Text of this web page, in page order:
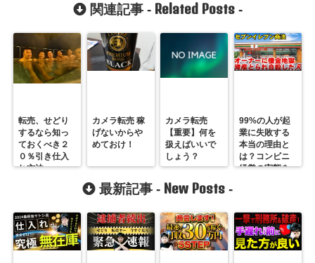
関連記事 - Related Posts-
転売、せどり
するなら知っ
ておくべき２
０％引き仕入
れ方法
カメラ転売 稼
げないからや
めておけ！
カメラ転売
【重要】何を
扱えばいいで
しょう？
99%の人が起
業に失敗する
本当の理由と
は？コンビニ
経営の実態を
最新記事 - New Posts -